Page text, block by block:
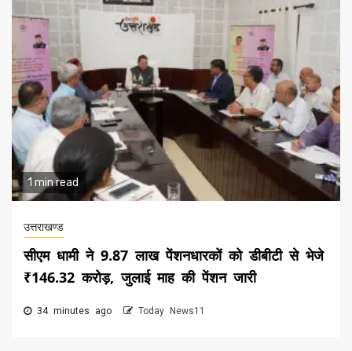
1 min read
उत्तराखण्ड
सीएम धामी ने 9.87 लाख पेंशनधारकों को डीबीटी से भेजे
₹146.32 करोड़, जुलाई माह की पेंशन जारी
34 minutes ago Today News11